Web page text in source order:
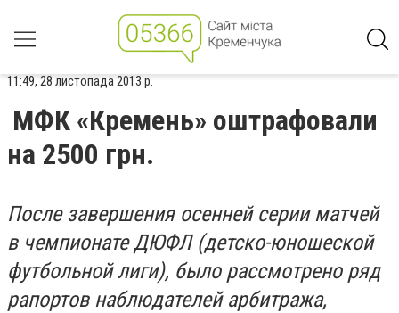
11:49, 28 листопада 2013 р.
МФК «Кремень» оштрафовали
на 2500 грн.
После завершения осенней серии матчей
в чемпионате ДЮФЛ (детско-юношеской
футбольной лиги), было рассмотрено ряд
рапортов наблюдателей арбитража,